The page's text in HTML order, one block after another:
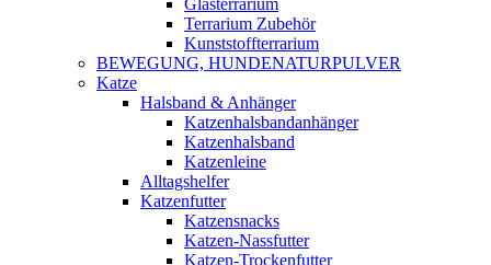
Glasterrarium
Terrarium Zubehör
Kunststoffterrarium
BEWEGUNG, HUNDENATURPULVER
Katze
Halsband & Anhänger
Katzenhalsbandanhänger
Katzenhalsband
Katzenleine
Alltagshelfer
Katzenfutter
Katzensnacks
Katzen-Nassfutter
Katzen-Trockenfutter